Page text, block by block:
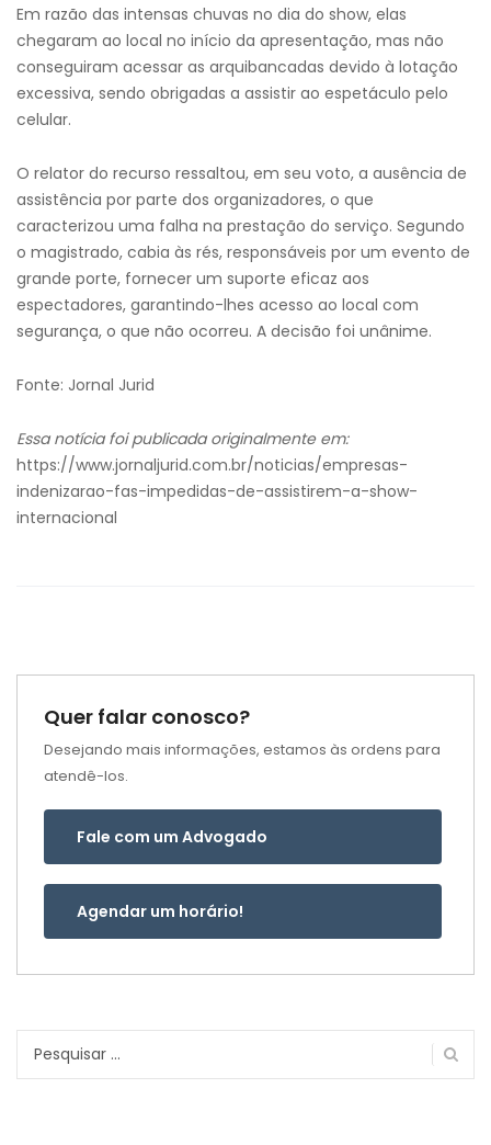
Em razão das intensas chuvas no dia do show, elas
chegaram ao local no início da apresentação, mas não
conseguiram acessar as arquibancadas devido à lotação
excessiva, sendo obrigadas a assistir ao espetáculo pelo
celular.
O relator do recurso ressaltou, em seu voto, a ausência de
assistência por parte dos organizadores, o que
caracterizou uma falha na prestação do serviço. Segundo
o magistrado, cabia às rés, responsáveis por um evento de
grande porte, fornecer um suporte eficaz aos
espectadores, garantindo-lhes acesso ao local com
segurança, o que não ocorreu. A decisão foi unânime.
Fonte: Jornal Jurid
Essa notícia foi publicada originalmente em:
https://www.jornaljurid.com.br/noticias/empresas-
indenizarao-fas-impedidas-de-assistirem-a-show-
internacional
Quer falar conosco?
Desejando mais informações, estamos às ordens para
atendê-los.
Fale com um Advogado
Agendar um horário!
Pesquisar